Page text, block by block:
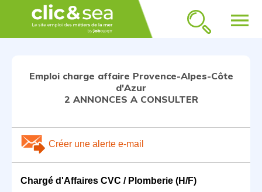
menu
Emploi charge affaire Provence-Alpes-Côte
d'Azur
2 ANNONCES A CONSULTER
Créer une alerte e-mail
Chargé d'Affaires CVC / Plomberie (H/F)